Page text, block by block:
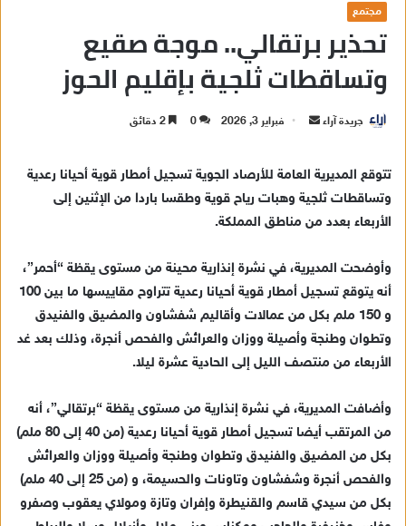
مجتمع
تحذير برتقالي.. موجة صقيع
وتساقطات ثلجية بإقليم الحوز
جريدة آراء
ب
ر
د
ا
ل
ك
ر
و
ن
فبراير 3, 2026 0
تتوقع المديرية العامة للأرصاد الجوية تسجيل أمطار قوية أحيانا رعدية
وتساقطات ثلجية وهبات رياح قوية وطقسا باردا من الإثنين إلى
الأربعاء بعدد من مناطق المملكة.
وأوضحت المديرية، في نشرة إنذارية محينة من مستوى يقظة “أحمر”،
أنه يتوقع تسجيل أمطار قوية أحيانا رعدية تتراوح مقاييسها ما بين 100
و 150 ملم بكل من عمالات وأقاليم شفشاون والمضيق والفنيدق
وتطوان وطنجة وأصيلة ووزان والعرائش والفحص أنجرة، وذلك بعد غد
الأربعاء من منتصف الليل إلى الحادية عشرة ليلا.
وأضافت المديرية، في نشرة إنذارية من مستوى يقظة “برتقالي”، أنه
من المرتقب أيضا تسجيل أمطار قوية أحيانا رعدية (من 40 إلى 80 ملم)
بكل من المضيق والفنيدق وتطوان وطنجة وأصيلة ووزان والعرائش
والفحص أنجرة وشفشاون وتاونات والحسيمة، و (من 25 إلى 40 ملم)
بكل من سيدي قاسم والقنيطرة وإفران وتازة ومولاي يعقوب وصفرو